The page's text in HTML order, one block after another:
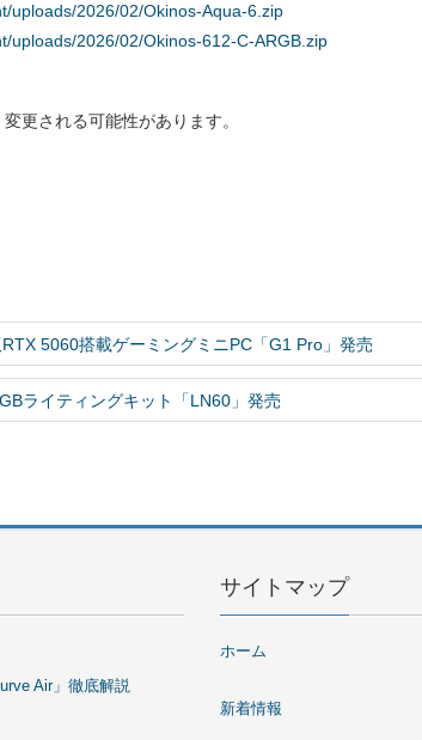
uploads/2026/02/Okinos-Aqua-6.zip
uploads/2026/02/Okinos-612-C-ARGB.zip
更される可能性があります。
5060搭載ゲーミングミニPC「G1 Pro」発売
ライティングキット「LN60」発売
Air」徹底解説
サイトマップ
ホーム
新着情報